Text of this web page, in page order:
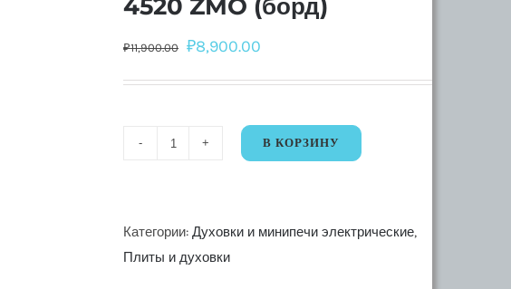
4520 ZMO (борд)
₽11,900.00 ₽8,900.00
Количество
печь
Zarget
В КОРЗИНУ
Категории:Духовки и минипечи электрические,
Плиты и духовки